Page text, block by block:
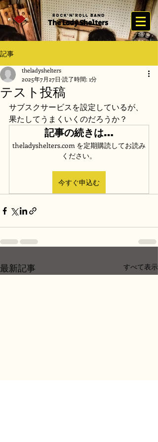
Rock'n'Roll Band
The Lady Shelters
記事
テスト投稿
theladyshelters
2025年7月27日 読了時間: 1分
サブスクサービスを設定しているが、
果たしてうまくいくのだろうか？
記事の続きは…
theladyshelters.com を定期購読してお読み
ください。
今すぐ申込む
最新記事 すべて表示